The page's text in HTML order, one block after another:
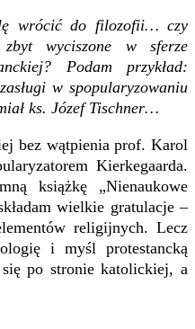
wrócić do filozofii… czy
wyciszone w sferze
Podam przykład:
w spopularyzowaniu
ks. Józef Tischner…
bez wątpienia prof. Karol
Kierkegaarda.
książkę „Nienaukowe
wielkie gratulacje –
religijnych. Lecz
i myśl protestancką
się po stronie katolickiej, a